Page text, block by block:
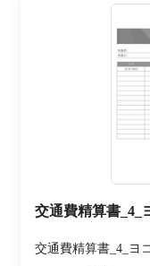
交通費精算書_4_
交通費精算書_4_ヨ